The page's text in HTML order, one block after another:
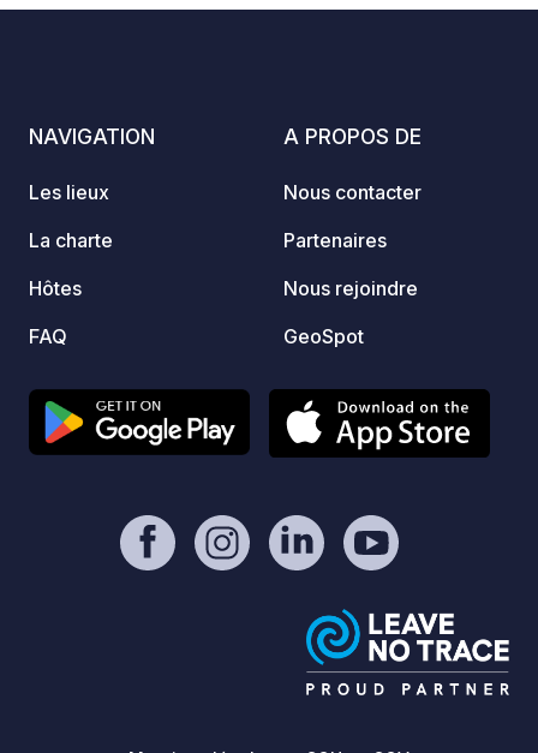
NAVIGATION
Les lieux
La charte
Hôtes
FAQ
A PROPOS DE
Nous contacter
Partenaires
Nous rejoindre
GeoSpot